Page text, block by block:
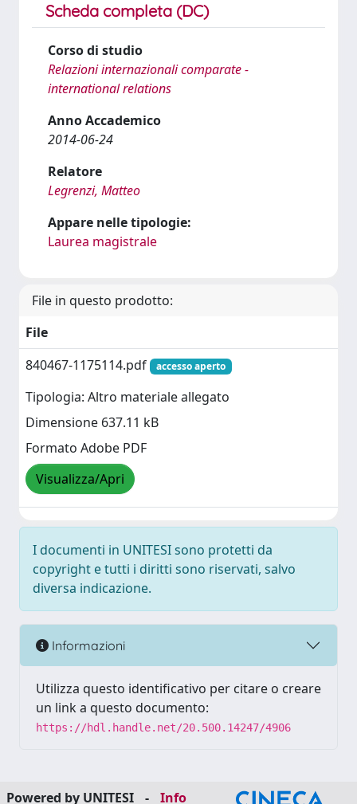
Scheda completa (DC)
Corso di studio
Relazioni internazionali comparate -
international relations
Anno Accademico
2014-06-24
Relatore
Legrenzi, Matteo
Appare nelle tipologie:
Laurea magistrale
File in questo prodotto:
File
840467-1175114.pdf
accesso aperto
Tipologia: Altro materiale allegato
Dimensione 637.11 kB
Formato Adobe PDF
Visualizza/Apri
I documenti in UNITESI sono protetti da
copyright e tutti i diritti sono riservati, salvo
diversa indicazione.
Informazioni
Utilizza questo identificativo per citare o creare
un link a questo documento:
https://hdl.handle.net/20.500.14247/4906
Powered by UNITESI - Info